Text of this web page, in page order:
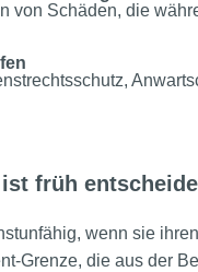
von Schäden, die
früh
wenn sie
Grenze, die aus der